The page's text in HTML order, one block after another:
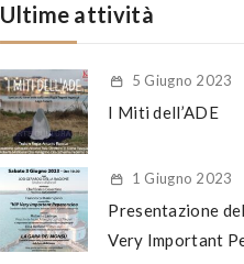
Ultime attività
5 Giugno 2023
I Miti dell’ADE
1 Giugno 2023
Presentazione
Very Important